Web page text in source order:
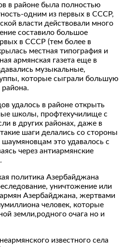
в районе была полностью
одним из первых в СССР,
власти действовали много
составило большое
в СССР (тем более в
местная типография и
армянская газета еще в
музыкальные,
которые сыграли большую
удалось в районе открыть
школы, профтехучилище с
в других районах, даже в
шаги делались со стороны
это удавалось с
через антиармянские
политика Азербайджана
уничтожение или
армян Азербайджана, жертвами
человек, которые
земли,родного очага но и
известного села